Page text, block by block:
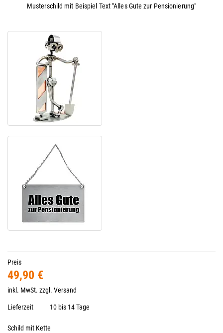
Musterschild mit Beispiel Text "Alles Gute zur Pensionierung"
Preis
49,90 €
inkl. MwSt. zzgl. Versand
Lieferzeit 10 bis 14 Tage
Schild mit Kette